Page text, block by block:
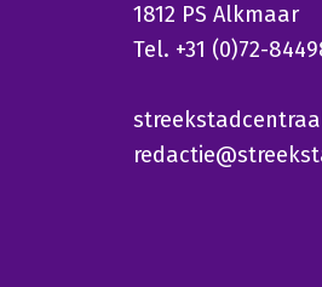
1812 PS Alkmaar
Tel. +31 (0)72-